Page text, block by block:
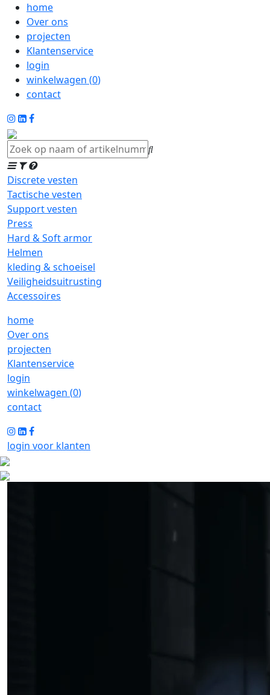
home
Over ons
projecten
Klantenservice
login
winkelwagen (0)
contact
Discrete vesten
Tactische vesten
Support vesten
Press
Hard & Soft armor
Helmen
kleding & schoeisel
Veiligheidsuitrusting
Accessoires
home
Over ons
projecten
Klantenservice
login
winkelwagen (0)
contact
login voor klanten